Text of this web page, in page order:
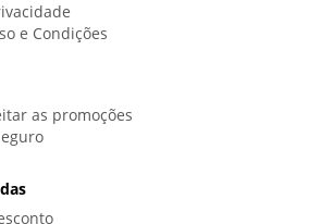
e Condições
as promoções